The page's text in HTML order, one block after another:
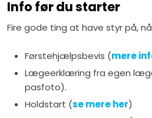
Info før du starter
Fire gode ting at have styr på,
Førstehjælpsbevis (mere
Lægeerklæring fra egen
pasfoto).
Holdstart (se mere her)